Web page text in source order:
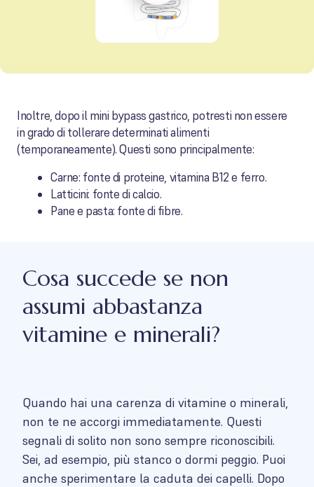
Inoltre, dopo il mini bypass gastrico, potresti non essere
in grado di tollerare determinati alimenti
(temporaneamente). Questi sono principalmente:
Carne: fonte di proteine, vitamina B12 e ferro.
Latticini: fonte di calcio.
Pane e pasta: fonte di fibre.
Cosa succede se non
assumi abbastanza
vitamine e minerali?
Quando hai una carenza di vitamine o minerali,
non te ne accorgi immediatamente. Questi
segnali di solito non sono sempre riconoscibili.
Sei, ad esempio, più stanco o dormi peggio. Puoi
anche sperimentare la caduta dei capelli. Dopo